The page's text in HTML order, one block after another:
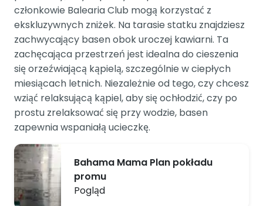
członkowie Balearia Club mogą korzystać z
ekskluzywnych zniżek. Na tarasie statku znajdziesz
zachwycający basen obok uroczej kawiarni. Ta
zachęcająca przestrzeń jest idealna do cieszenia
się orzeźwiającą kąpielą, szczególnie w ciepłych
miesiącach letnich. Niezależnie od tego, czy chcesz
wziąć relaksującą kąpiel, aby się ochłodzić, czy po
prostu zrelaksować się przy wodzie, basen
zapewnia wspaniałą ucieczkę.
Bahama Mama Plan pokładu
promu
Pogląd